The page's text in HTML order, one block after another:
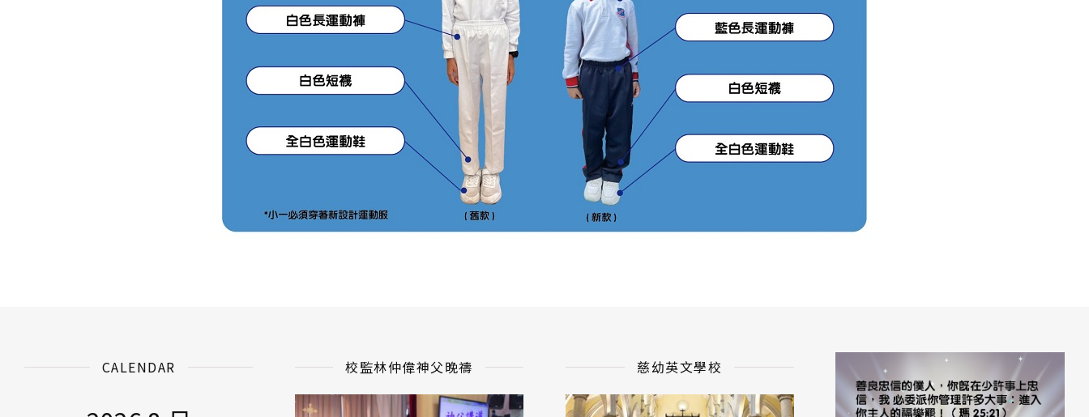
CALENDAR 校監林仲偉神父晚禱 慈幼英文學校